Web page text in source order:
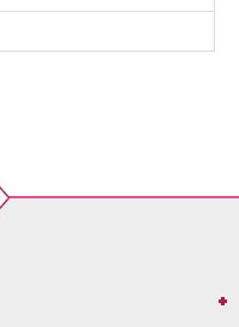
87
87